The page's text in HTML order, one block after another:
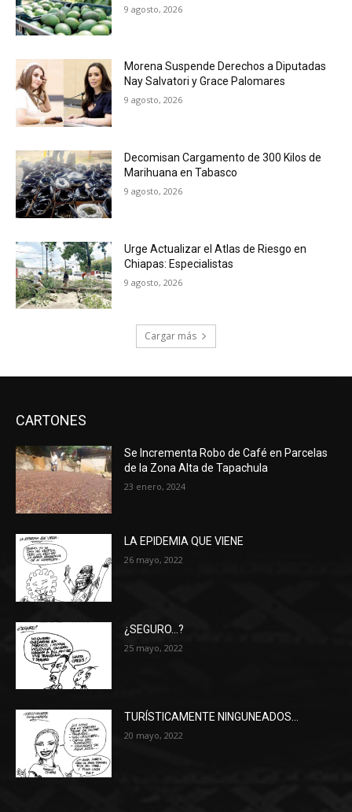
9 agosto, 2026
Morena Suspende Derechos a Diputadas
Nay Salvatori y Grace Palomares
9 agosto, 2026
Decomisan Cargamento de 300 Kilos de
Marihuana en Tabasco
9 agosto, 2026
Urge Actualizar el Atlas de Riesgo en
Chiapas: Especialistas
9 agosto, 2026
Cargar más
CARTONES
Se Incrementa Robo de Café en Parcelas
de la Zona Alta de Tapachula
23 enero, 2024
LA EPIDEMIA QUE VIENE
26 mayo, 2022
¿SEGURO…?
25 mayo, 2022
TURÍSTICAMENTE NINGUNEADOS…
20 mayo, 2022